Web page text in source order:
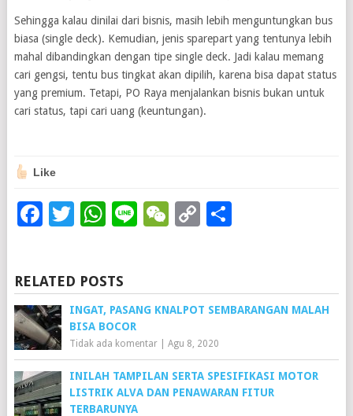
Sehingga kalau dinilai dari bisnis, masih lebih menguntungkan bus
biasa (single deck). Kemudian, jenis sparepart yang tentunya lebih
mahal dibandingkan dengan tipe single deck. Jadi kalau memang
cari gengsi, tentu bus tingkat akan dipilih, karena bisa dapat status
yang premium. Tetapi, PO Raya menjalankan bisnis bukan untuk
cari status, tapi cari uang (keuntungan).
Like
Facebook
Twitter
WhatsApp
LineWeChat
CopyShare
RELATED POSTS
INGAT, PASANG KNALPOT SEMBARANGAN MALAH
BISA BOCOR
Tidak ada komentar| Agu 8, 2020
INILAH TAMPILAN SERTA SPESIFIKASI MOTOR
LISTRIK ALVA DAN PENAWARAN FITUR
TERBARUNYA